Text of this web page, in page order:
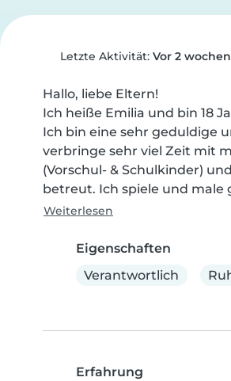
Letzte Aktivität: Vor 2 wochen
Hallo, liebe Eltern!
Ich heiße Emilia und bin 18
Ich bin eine sehr geduldige
verbringe sehr viel Zeit mit
(Vorschul- & Schulkinder)
betreut. Ich spiele und male
Weiterlesen
Eigenschaften
Verantwortlich
Erfahrung